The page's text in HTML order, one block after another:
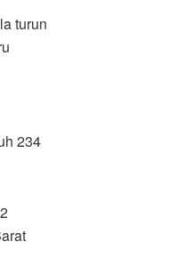
turun
234